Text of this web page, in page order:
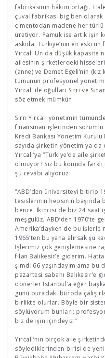
fabrikasının hâkim ortağı.
çuval fabrikası big ben olarak
çimentodan madene her türlü
üretiyor. Pamuk ise artık işin
askıda. Türkiye’nin en eski
Yırcalı Un da düşük kapasite
ailesinin şirketlerdeki hisseleri
(anne) ve Demet Egeli’nin
tümünün profesyonel
Yırcalı ile oğulları Sırrı ve
söz etmek mümkün.
Sırrı Yırcalı yönetimin
finansman işlerinden sorumlu
Kredi Bankası Yönetim
sayıda şirketin yönetim ya da
Yırcalı’ya “Türkiye’de aile
olmuyor? Siz bu konuda farklı
şu cevabı alıyoruz:
“ABD’den üniversiteyi bitirip
tesislerinin hepsinin başında
bence. İkincisi de biz 24 saat
meşgulüz. ABD’den 1970’te
Amerika’dayken de bu işlerle
1965’ten bu yana alırsak şu
İşlerimiz çok genişlemesine
filan Balıkesir’e giderim.
şimdi 66 yaşındayım ama bu
pazartesi sabahı Balıkesir’e
dönerler İstanbul’a eğer
günü buradaki büroda
birlikte olurlar. Böyle bir
söylüyorum bunları;
biz de işin içindeyiz.”
Yırcalı’nın birçok aile
söylediklerinden birisi de yeni